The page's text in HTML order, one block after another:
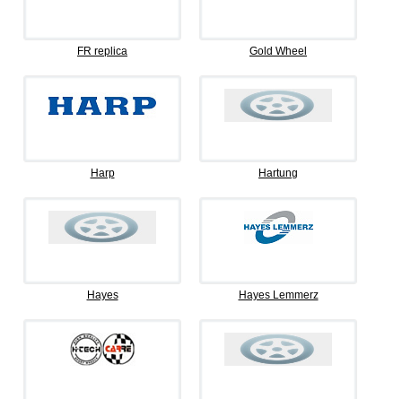
FR replica Gold Wheel
Harp Hartung
Hayes Hayes Lemmerz